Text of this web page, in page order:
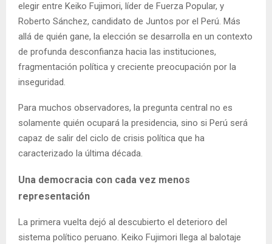
elegir entre Keiko Fujimori, líder de Fuerza Popular, y
Roberto Sánchez, candidato de Juntos por el Perú. Más
allá de quién gane, la elección se desarrolla en un contexto
de profunda desconfianza hacia las instituciones,
fragmentación política y creciente preocupación por la
inseguridad.
Para muchos observadores, la pregunta central no es
solamente quién ocupará la presidencia, sino si Perú será
capaz de salir del ciclo de crisis política que ha
caracterizado la última década.
Una democracia con cada vez menos
representación
La primera vuelta dejó al descubierto el deterioro del
sistema político peruano. Keiko Fujimori llega al balotaje